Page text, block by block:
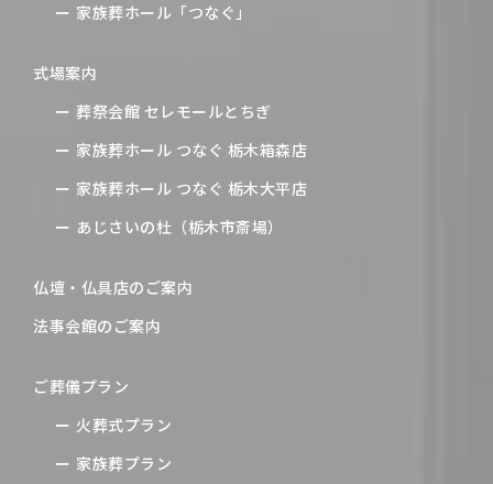
家族葬ホール「つなぐ」
式場案内
葬祭会館 セレモールとちぎ
家族葬ホール つなぐ 栃木箱森店
家族葬ホール つなぐ 栃木大平店
あじさいの杜（栃木市斎場）
仏壇・仏具店のご案内
法事会館のご案内
ご葬儀プラン
火葬式プラン
家族葬プラン